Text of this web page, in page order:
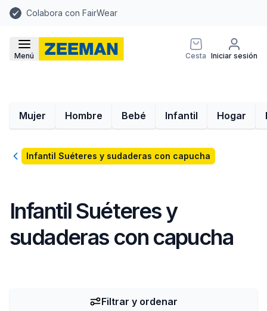
Colabora con FairWear
Menú Cesta Iniciar sesión
Mujer Hombre Bebé Infantil Hogar
VolverInfantil Suéteres y sudaderas con capucha
Infantil Suéteres y
sudaderas con capucha
Filtrar y ordenar